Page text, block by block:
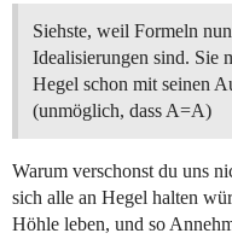
Siehste, weil Formeln
Idealisierungen sind. Sie
Hegel schon mit seinen
(unmöglich, dass A=A)
Warum verschonst du uns
sich alle an Hegel halten
Höhle leben, und so